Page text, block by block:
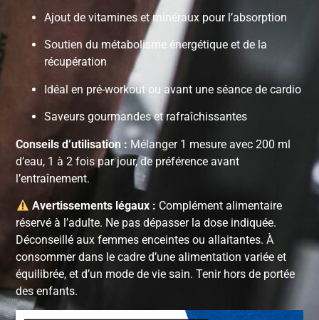
Ajout de vitamines et minéraux pour l’absorption
Soutien du métabolisme énergétique et de la
récupération
Idéal en pré-workout ou avant une séance de cardio
Saveurs gourmandes et rafraîchissantes
Conseils d’utilisation : Mélanger 1 mesure avec 200 ml
d’eau, 1 à 2 fois par jour, de préférence avant
l’entraînement.
Avertissements légaux : Complément alimentaire
réservé à l’adulte. Ne pas dépasser la dose indiquée.
Déconseillé aux femmes enceintes ou allaitantes. À
consommer dans le cadre d’une alimentation variée et
équilibrée, et d’un mode de vie sain. Tenir hors de portée
des enfants.